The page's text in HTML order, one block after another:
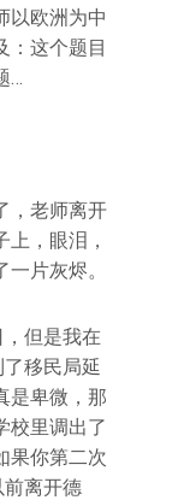
以欧洲为中
：这个题目
…
，老师离开
，眼泪，
片灰烬。
但是我在
移民局延
是卑微，那
校里调出了
果你第二次
离开德